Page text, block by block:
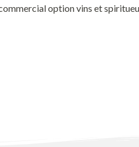
option vins et